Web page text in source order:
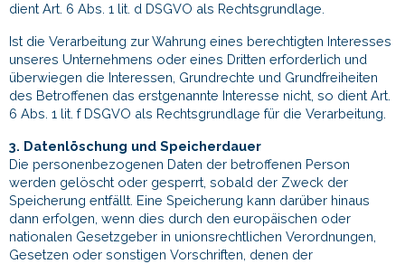
dient Art. 6 Abs. 1 lit. d DSGVO als Rechtsgrundlage.
Ist die Verarbeitung zur Wahrung eines berechtigten Interesses
unseres Unternehmens oder eines Dritten erforderlich und
überwiegen die Interessen, Grundrechte und Grundfreiheiten
des Betroffenen das erstgenannte Interesse nicht, so dient Art.
6 Abs. 1 lit. f DSGVO als Rechtsgrundlage für die Verarbeitung.
3. Datenlöschung und Speicherdauer
Die personenbezogenen Daten der betroffenen Person
werden gelöscht oder gesperrt, sobald der Zweck der
Speicherung entfällt. Eine Speicherung kann darüber hinaus
dann erfolgen, wenn dies durch den europäischen oder
nationalen Gesetzgeber in unionsrechtlichen Verordnungen,
Gesetzen oder sonstigen Vorschriften, denen der